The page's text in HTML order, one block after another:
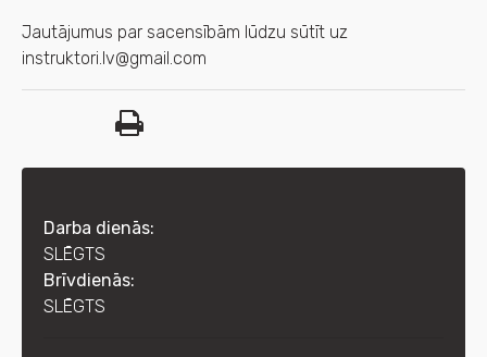
Jautājumus par sacensībām lūdzu sūtīt uz
instruktori.lv@gmail.com
Darba dienās:
SLĒGTS
Brīvdienās:
SLĒGTS